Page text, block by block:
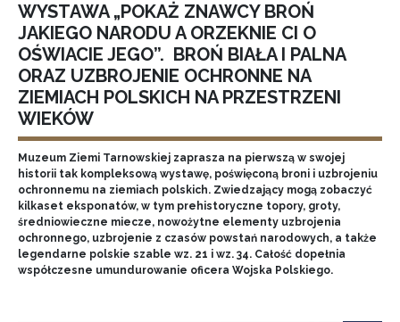
WYSTAWA „POKAŻ ZNAWCY BROŃ
JAKIEGO NARODU A ORZEKNIE CI O
OŚWIACIE JEGO”. BROŃ BIAŁA I PALNA
ORAZ UZBROJENIE OCHRONNE NA
ZIEMIACH POLSKICH NA PRZESTRZENI
WIEKÓW
Muzeum Ziemi Tarnowskiej zaprasza na pierwszą w swojej
historii tak kompleksową wystawę, poświęconą broni i uzbrojeniu
ochronnemu na ziemiach polskich. Zwiedzający mogą zobaczyć
kilkaset eksponatów, w tym prehistoryczne topory, groty,
średniowieczne miecze, nowożytne elementy uzbrojenia
ochronnego, uzbrojenie z czasów powstań narodowych, a także
legendarne polskie szable wz. 21 i wz. 34. Całość dopełnia
współczesne umundurowanie oficera Wojska Polskiego.